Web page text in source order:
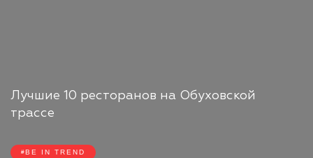
Лучшие 10 ресторанов на Обуховской
трассе
BE IN TREND